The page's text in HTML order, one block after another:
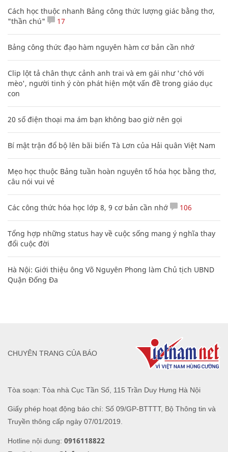
Cách học thuộc nhanh Bảng công thức lượng giác bằng thơ,
"thần chú"
17
Bảng công thức đạo hàm nguyên hàm cơ bản cần nhớ
Clip lột tả chân thực cảnh anh trai và em gái như 'chó với
mèo', người tinh ý còn phát hiện một vấn đề trong giáo dục
con
20 số điện thoại ma ám bạn không bao giờ nên gọi
Bí mật trận đổ bộ lên bãi biển Tà Lơn của Hải quân Việt Nam
Mẹo học thuộc Bảng tuần hoàn nguyên tố hóa học bằng thơ,
câu nói vui vẻ
Các công thức hóa học lớp 8, 9 cơ bản cần nhớ 106
Tổng hợp những status hay về cuộc sống mang ý nghĩa thay
đổi cuộc đời
Hà Nội: Giới thiệu ông Võ Nguyên Phong làm Chủ tịch UBND
Quận Đống Đa
Tòa soạn: Tòa nhà Cục Tần Số, 115 Trần Duy Hưng Hà Nội
Giấy phép hoạt động báo chí: Số 09/GP-BTTTT, Bộ Thông tin và
Truyền thông cấp ngày 07/01/2019.
Hotline nội dung: 0916118822
CHUYÊN TRANG CỦA BÁO